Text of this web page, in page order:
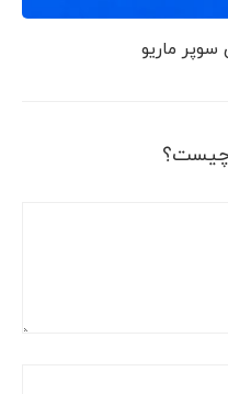
سوپر ماریو
چیست؟